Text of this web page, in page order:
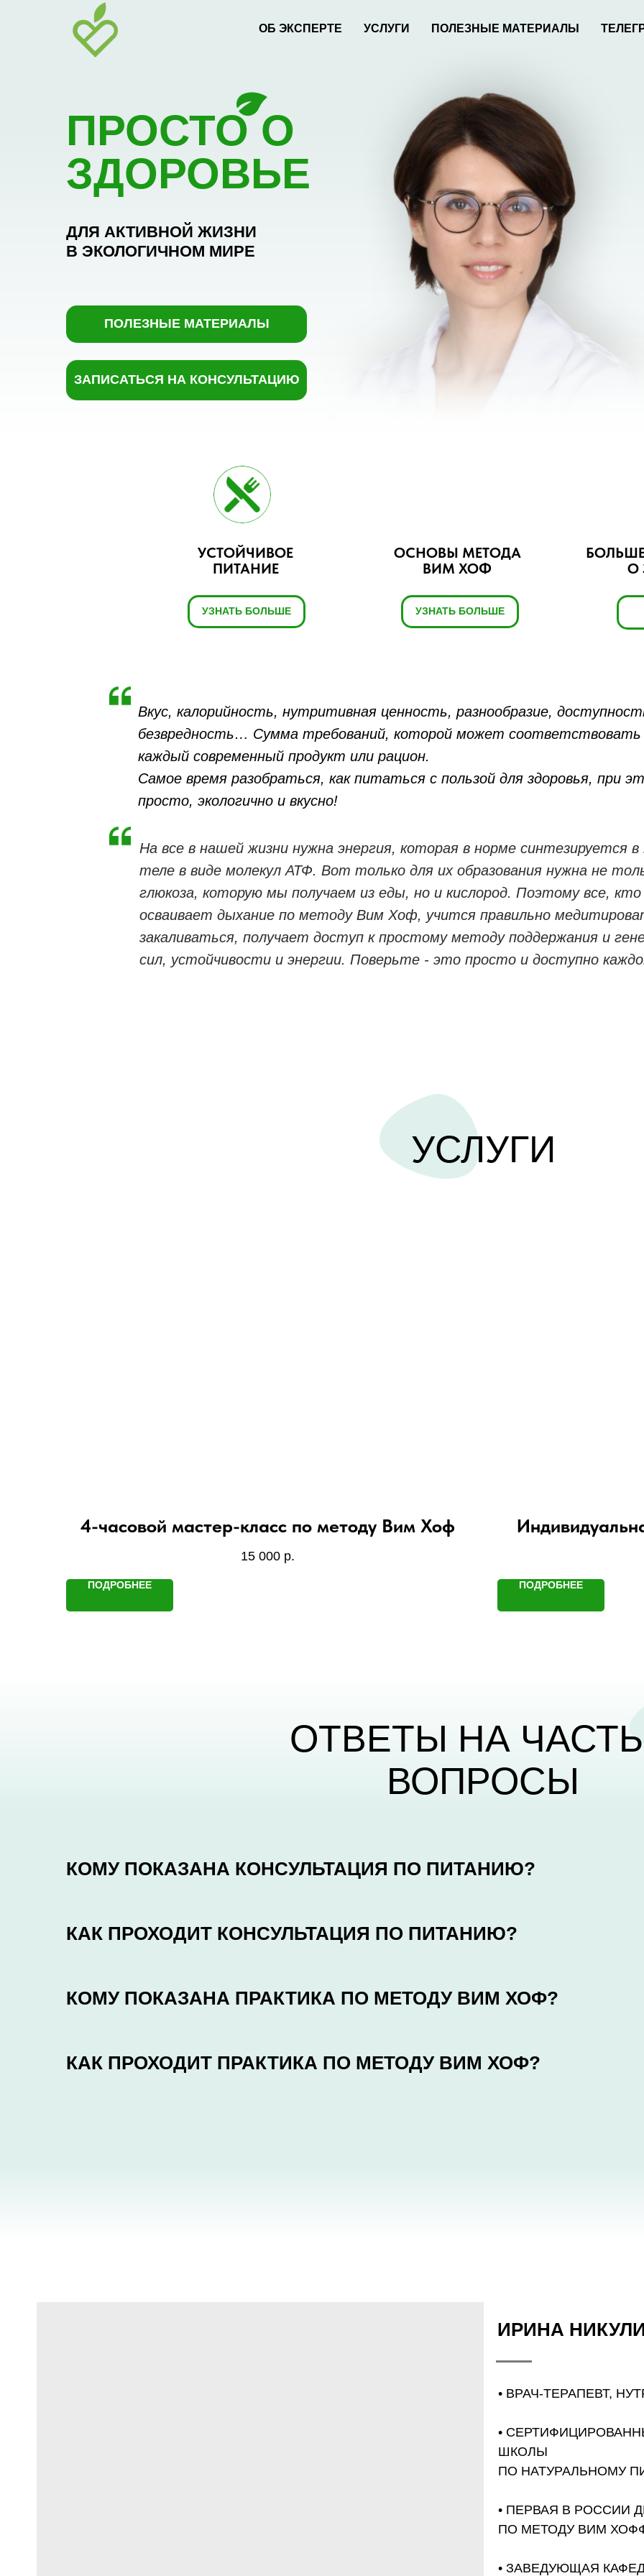
ОБ ЭКСПЕРТЕ УСЛУГИ ПОЛЕЗНЫЕ МАТЕРИАЛЫ
ПРОСТО О
ЗДОРОВЬЕ
ДЛЯ АКТИВНОЙ ЖИЗНИ
В ЭКОЛОГИЧНОМ МИРЕ
ПОЛЕЗНЫЕ МАТЕРИАЛЫ
ЗАПИСАТЬСЯ НА КОНСУЛЬТАЦИЮ
ОСНОВЫ МЕТОДА
ВИМ ХОФ
УСТОЙЧИВОЕ
ПИТАНИЕ
УЗНАТЬ БОЛЬШЕ УЗНАТЬ БОЛЬШЕ
О
Вкус, калорийность, нутритивная ценность, разнообразие,
безвредность… Сумма требований, которой может соответствовать
каждый современный продукт или рацион.
Самое время разобраться, как питаться с пользой для здоровья, при
просто, экологично и вкусно!
На все в нашей жизни нужна энергия, которая в норме синтезируется
теле в виде молекул АТФ. Вот только для их образования нужна не
глюкоза, которую мы получаем из еды, но и кислород. Поэтому все, кто
осваивает дыхание по методу Вим Хоф, учится правильно
закаливаться, получает доступ к простому методу поддержания и
сил, устойчивости и энергии. Поверьте - это просто и доступно
УСЛУГИ
4-часовой мастер-класс по методу Вим Хоф
15 000 р.
ПОДРОБНЕЕ ПОДРОБНЕЕ
ОТВЕТЫ НА
ВОПРОСЫ
КОМУ ПОКАЗАНА КОНСУЛЬТАЦИЯ ПО ПИТАНИЮ?
КАК ПРОХОДИТ КОНСУЛЬТАЦИЯ ПО ПИТАНИЮ?
КОМУ ПОКАЗАНА ПРАКТИКА ПО МЕТОДУ ВИМ ХОФ?
КАК ПРОХОДИТ ПРАКТИКА ПО МЕТОДУ ВИМ ХОФ?
ИРИНА
• ВРАЧ-ТЕРАПЕВТ,
•
ШКОЛЫ
ПО НАТУРАЛЬНОМУ
• ПЕРВАЯ В РОССИИ
ПО МЕТОДУ ВИМ
• ЗАВЕДУЮЩАЯ